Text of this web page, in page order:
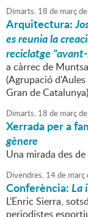
Dimarts, 18 de marçde
Arquitectura:
es reunia la
reciclatge
a càrrec de
(Agrupació
Gran de Catalunya)
Dimarts, 18 de marçde
Xerrada per a
gènere
Una mirada des
Divendres, 14de març
Conferència:La
L'Enric Sierra,
periodistes